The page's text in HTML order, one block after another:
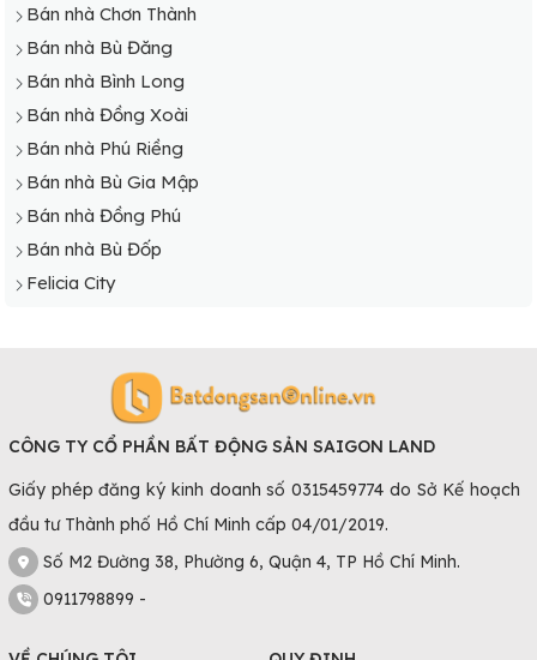
Bán nhà Chơn Thành
Bán nhà Bù Đăng
Bán nhà Bình Long
Bán nhà Đồng Xoài
Bán nhà Phú Riềng
Bán nhà Bù Gia Mập
Bán nhà Đồng Phú
Bán nhà Bù Đốp
Felicia City
CÔNG TY CỔ PHẦN BẤT ĐỘNG SẢN SAIGON LAND
Giấy phép đăng ký kinh doanh số 0315459774 do Sở Kế hoạch
đầu tư Thành phố Hồ Chí Minh cấp 04/01/2019.
Số M2 Đường 38, Phường 6, Quận 4, TP Hồ Chí Minh.
0911798899 -